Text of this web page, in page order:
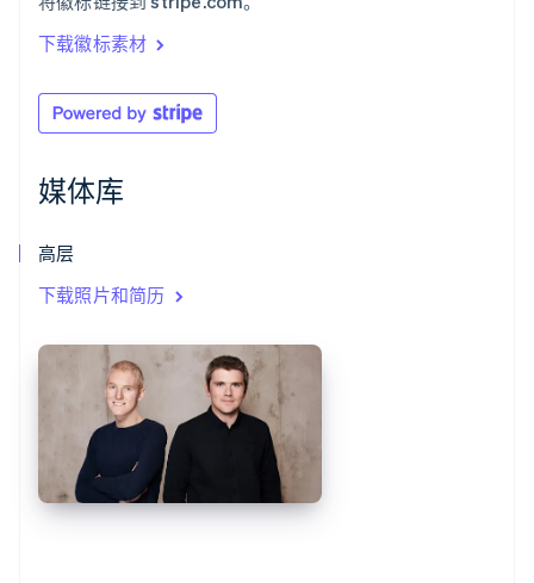
下载徽标素材
媒体库
高层
下载照片和简历
English
斯洛伐克
English
Italiano
泰国
希腊
English
Español
English简体中文
English
匈牙利
English
意大利
Italiano English
印度
English
英国